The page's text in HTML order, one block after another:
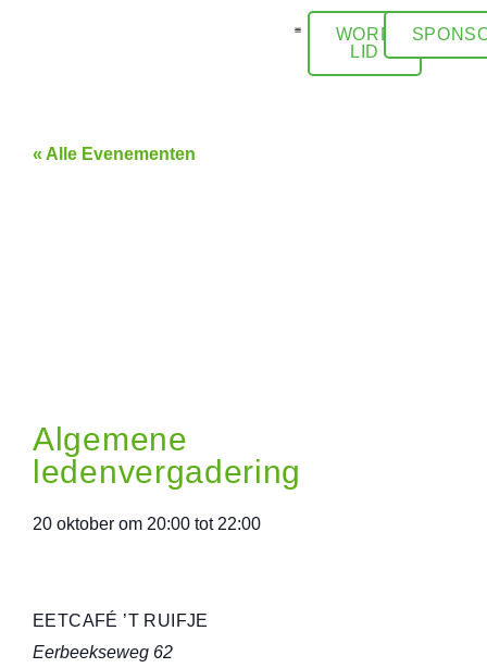
WORD
LID
« Alle Evenementen
Algemene
ledenvergadering
20 oktober om 20:00 tot 22:00
EETCAFÉ ’T RUIFJE
Eerbeekseweg 62